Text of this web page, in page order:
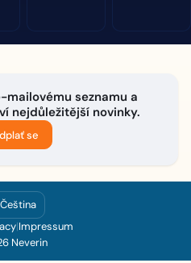
mailovému seznamu a
nejdůležitější novinky.
se
Čeština
|Impressum
Neverin